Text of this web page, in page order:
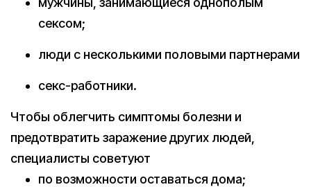
сексом;
люди с несколькими половыми партнерами
секс-работники.
Чтобы облегчить симптомы болезни и
предотвратить заражение других людей,
специалисты советуют
по возможности оставаться дома;